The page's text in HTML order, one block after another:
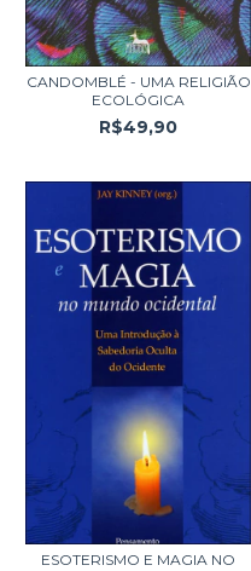
CANDOMBLÉ - UMA RELIGIÃO
ECOLÓGICA
R$49,90
ESOTERISMO E MAGIA NO